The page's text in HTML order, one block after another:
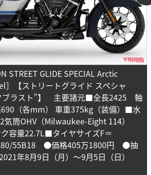
STREET GLIDE SPECIAL Arctic
【ストリートグライド スペシャ
ブラスト”】 主要諸元■全長2425 軸
（各mm） 車重375kg（装備）■水
気筒OHV（Milwaukee-Eight 114）
容量22.7L■タイヤサイズF＝
55B18 ●価格405万1800円 ●抽
年8月9日（月）～9月5日（日）